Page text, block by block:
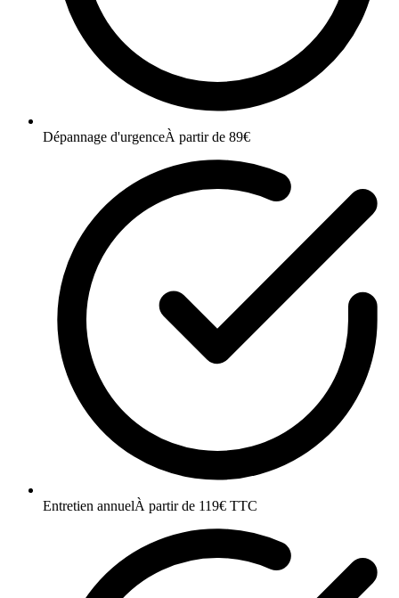
Dépannage d'urgenceÀ partir de 89€
Entretien annuelÀ partir de 119€ TTC